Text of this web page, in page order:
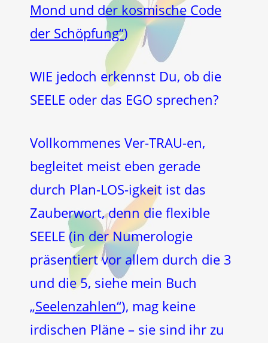
Mond und der kosmische Code
der Schöpfung“)
WIE jedoch erkennst Du, ob die
SEELE oder das EGO sprechen?
Vollkommenes Ver-TRAU-en,
begleitet meist eben gerade
durch Plan-LOS-igkeit ist das
Zauberwort, denn die flexible
SEELE (in der Numerologie
präsentiert vor allem durch die 3
und die 5, siehe mein Buch
„Seelenzahlen“), mag keine
irdischen Pläne – sie sind ihr zu